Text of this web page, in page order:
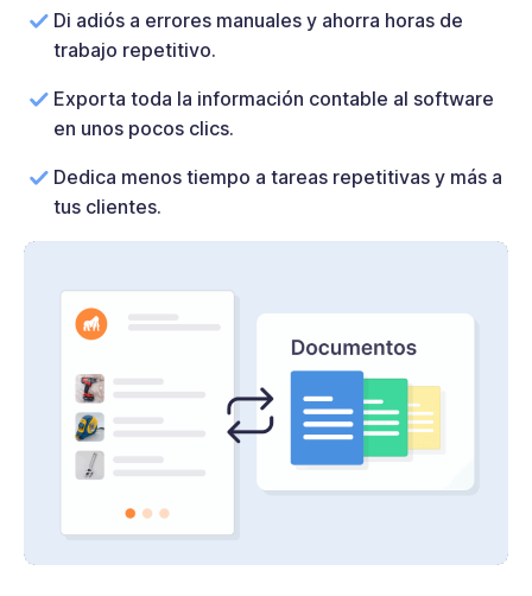
Di adiós a errores manuales y ahorra horas de
trabajo repetitivo.
Exporta toda la información contable al software
en unos pocos clics.
Dedica menos tiempo a tareas repetitivas y más a
tus clientes.